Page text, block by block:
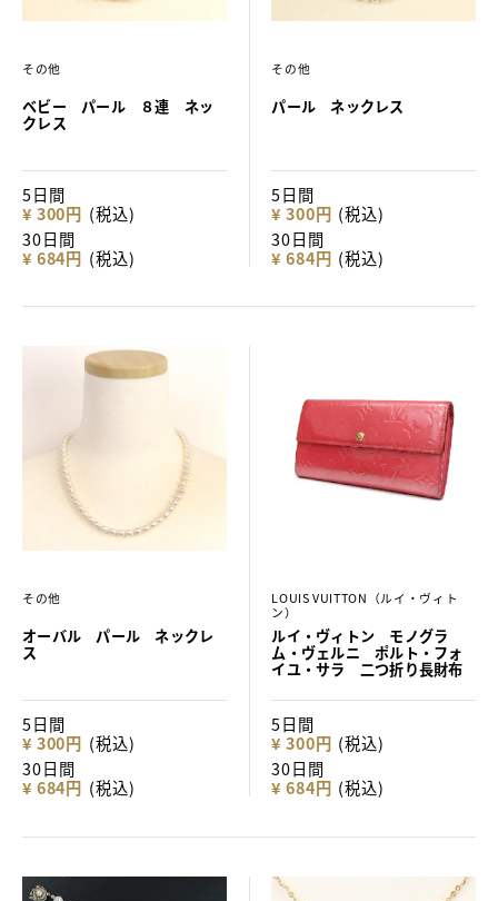
その他
ベビー パール ８連 ネッ
クレス
5日間
¥ 300円 (税込)
30日間
¥ 684円 (税込)
その他
パール ネックレス
5日間
¥ 300円 (税込)
30日間
¥ 684円 (税込)
その他
オーバル パール ネックレ
ス
5日間
¥ 300円 (税込)
30日間
¥ 684円 (税込)
LOUIS VUITTON（ルイ・ヴィト
ン）
ルイ・ヴィトン モノグラ
ム・ヴェルニ ポルト・フォ
イユ・サラ 二つ折り長財布
5日間
¥ 300円 (税込)
30日間
¥ 684円 (税込)